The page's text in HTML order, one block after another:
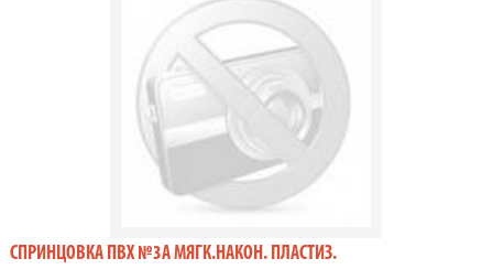
СПРИНЦОВКА ПВХ №3А МЯГК.НАКОН. ПЛАСТИЗ.